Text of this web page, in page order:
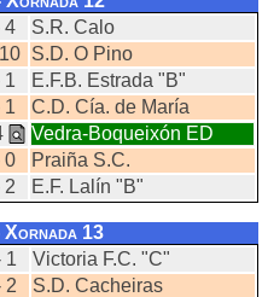
4
S.R. Calo
S.D. O Pino
1
E.F.B. Estrada "B"
1
C.D. Cía. de María
Vedra-Boqueixón ED
0
Praiña S.C.
2 E.F. Lalín "B"
Xornada 13
1
Victoria F.C. "C"
2
S.D. Cacheiras